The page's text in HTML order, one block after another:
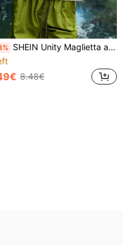
SHEIN Unity Maglietta a maniche lunghe da donna con blocchi di colore per uso all'aperto, collo tondo, top casual sportivo adatto per l'autunno, top modesto per donna, top estivo da donna a maniche lunghe, top in cotone da donna, top safari da donna con collo a imbuto, casual, primavera, estate per donna, uscite
8.48€